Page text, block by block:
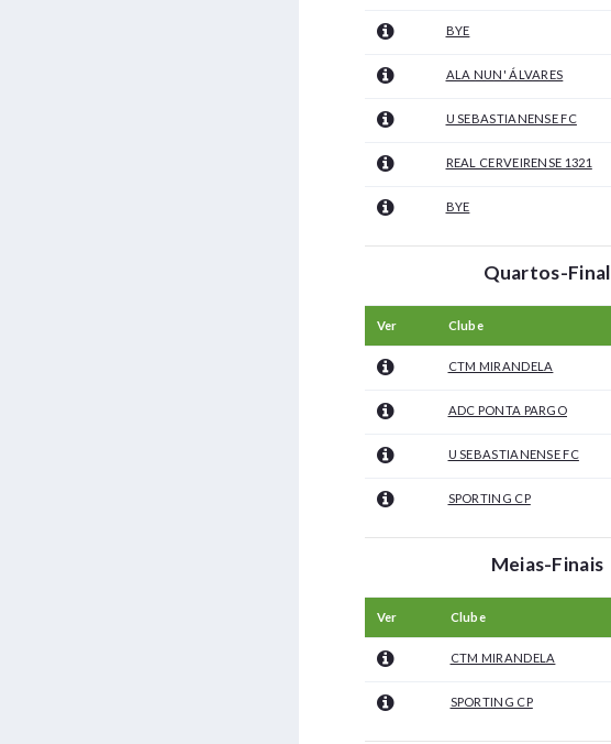
BYE
ALA NUN' ÁLVARES
U SEBASTIANENSE FC
REAL CERVEIRENSE 1321
BYE
Quartos-Final
Ver Clube
CTM MIRANDELA
ADC PONTA PARGO
U SEBASTIANENSE FC
SPORTING CP
Meias-Finais
Ver Clube
CTM MIRANDELA
SPORTING CP